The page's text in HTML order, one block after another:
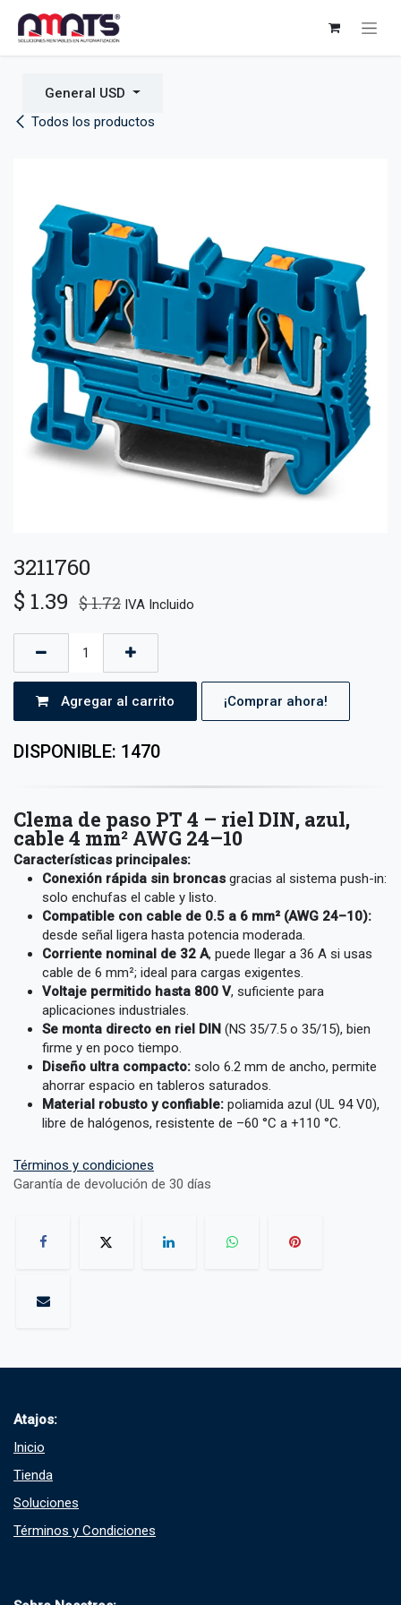
Todos los productos
General USD
3211760
$ 1.39 $1.72 IVA Incluido
Agregar al carrito ¡Comprar ahora!
DISPONIBLE: 1470
Clema de paso PT 4 – riel DIN, azul,
cable 4 mm² AWG 24–10
Características principales:
Conexión rápida sin broncas gracias al sistema push-in:
solo enchufas el cable y listo.
Compatible con cable de 0.5 a 6 mm² (AWG 24–10):
desde señal ligera hasta potencia moderada.
Corriente nominal de 32 A, puede llegar a 36 A si usas
cable de 6 mm²; ideal para cargas exigentes.
Voltaje permitido hasta 800 V, suficiente para
aplicaciones industriales.
Se monta directo en riel DIN (NS 35/7.5 o 35/15), bien
firme y en poco tiempo.
Diseño ultra compacto: solo 6.2 mm de ancho, permite
ahorrar espacio en tableros saturados.
Material robusto y confiable: poliamida azul (UL 94 V0),
libre de halógenos, resistente de –60 °C a +110 °C.
Términos y condiciones
Garantía de devolución de 30 días
Atajos:
Inicio
Tienda
Soluciones​
Términos y Condiciones​